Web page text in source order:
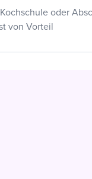
oder
von Vorteil